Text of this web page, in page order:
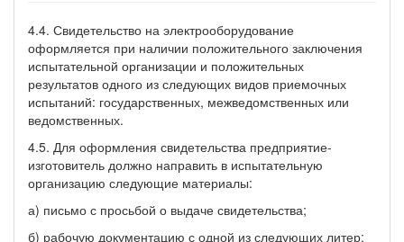
4.4. Свидетельство на электрооборудование
оформляется при наличии положительного заключения
испытательной организации и положительных
результатов одного из следующих видов приемочных
испытаний: государственных, межведомственных или
ведомственных.
4.5. Для оформления свидетельства предприятие-
изготовитель должно направить в испытательную
организацию следующие материалы:
а) письмо с просьбой о выдаче свидетельства;
б) рабочую документацию с одной из следующих литер: